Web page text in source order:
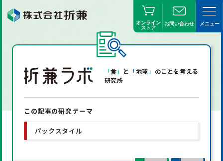
オンライン
ストア
お問い合わせ メニュー
「食 」 と 「地球 」 のことを考える
研究所
この記事の研究テーマ
パックスタイル